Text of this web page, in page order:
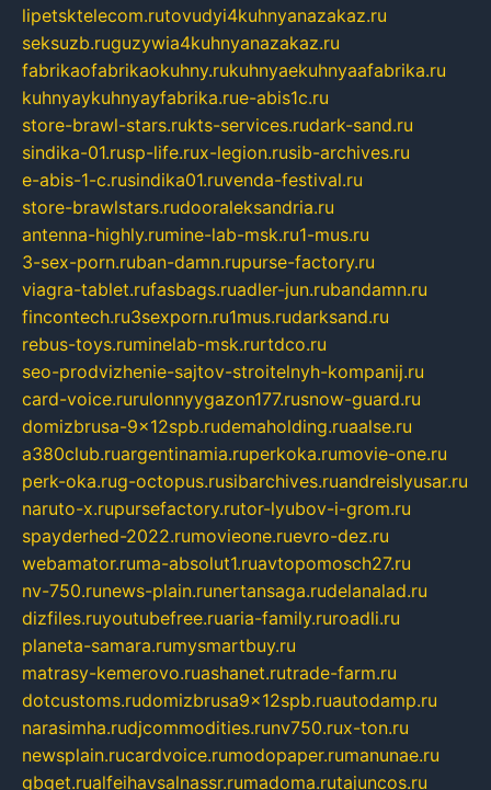
lipetsktelecom.rutovudyi4kuhnyanazakaz.ru
seksuzb.ruguzywia4kuhnyanazakaz.ru
fabrikaofabrikaokuhny.rukuhnyaekuhnyaafabrika.ru
kuhnyaykuhnyayfabrika.rue-abis1c.ru
store-brawl-stars.rukts-services.rudark-sand.ru
sindika-01.rusp-life.rux-legion.rusib-archives.ru
e-abis-1-c.rusindika01.ruvenda-festival.ru
store-brawlstars.rudooraleksandria.ru
antenna-highly.rumine-lab-msk.ru1-mus.ru
3-sex-porn.ruban-damn.rupurse-factory.ru
viagra-tablet.rufasbags.ruadler-jun.rubandamn.ru
fincontech.ru3sexporn.ru1mus.rudarksand.ru
rebus-toys.ruminelab-msk.rurtdco.ru
seo-prodvizhenie-sajtov-stroitelnyh-kompanij.ru
card-voice.rurulonnyygazon177.rusnow-guard.ru
domizbrusa-9x12spb.rudemaholding.ruaalse.ru
a380club.ruargentinamia.ruperkoka.rumovie-one.ru
perk-oka.rug-octopus.rusibarchives.ruandreislyusar.ru
naruto-x.rupursefactory.rutor-lyubov-i-grom.ru
spayderhed-2022.rumovieone.ruevro-dez.ru
webamator.ruma-absolut1.ruavtopomosch27.ru
nv-750.runews-plain.runertansaga.rudelanalad.ru
dizfiles.ruyoutubefree.ruaria-family.ruroadli.ru
planeta-samara.rumysmartbuy.ru
matrasy-kemerovo.ruashanet.rutrade-farm.ru
dotcustoms.rudomizbrusa9x12spb.ruautodamp.ru
narasimha.rudjcommodities.runv750.rux-ton.ru
newsplain.rucardvoice.rumodopaper.rumanunae.ru
gbget.rualfeihavsalnassr.rumadoma.rutajuncos.ru